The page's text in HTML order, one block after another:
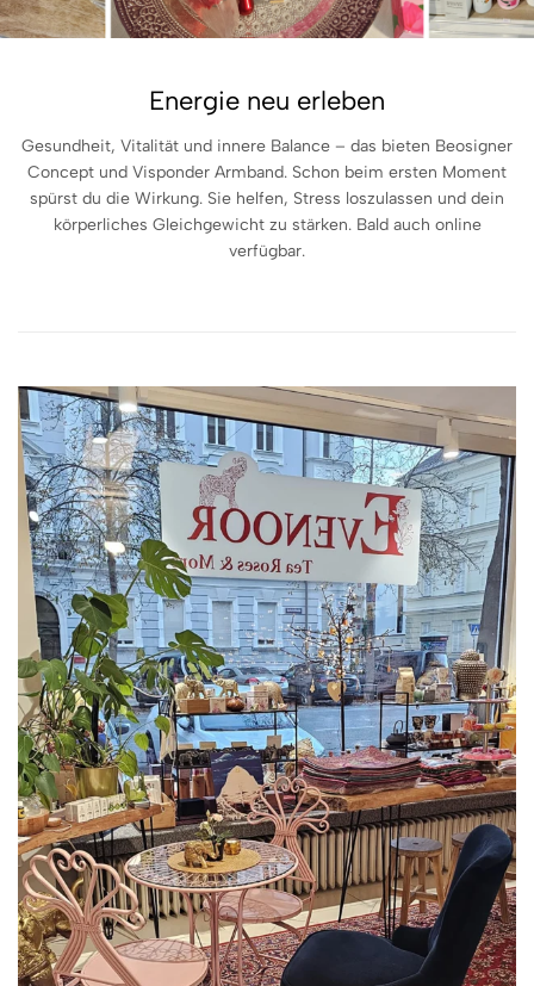
Energie neu erleben
Gesundheit, Vitalität und innere Balance – das bieten Beosigner
Concept und Visponder Armband. Schon beim ersten Moment
spürst du die Wirkung. Sie helfen, Stress loszulassen und dein
körperliches Gleichgewicht zu stärken. Bald auch online
verfügbar.